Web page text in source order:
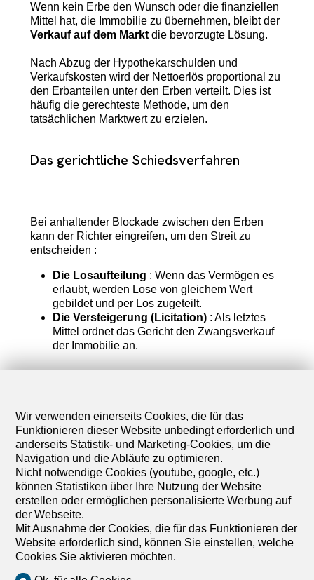
Wenn kein Erbe den Wunsch oder die finanziellen
Mittel hat, die Immobilie zu übernehmen, bleibt der
Verkauf auf dem Marktdie bevorzugte Lösung.
Nach Abzug der Hypothekarschulden und
Verkaufskosten wird der Nettoerlös proportional zu
den Erbanteilen unter den Erben verteilt. Dies ist
häufig die gerechteste Methode, um den
tatsächlichen Marktwert zu erzielen.
Das gerichtliche Schiedsverfahren
Bei anhaltender Blockade zwischen den Erben
kann der Richter eingreifen, um den Streit zu
entscheiden :
Die Losaufteilung : Wenn das Vermögen es
erlaubt, werden Lose von gleichem Wert
gebildet und per Los zugeteilt.
Die Versteigerung (Licitation): Als letztes
Mittel ordnet das Gericht den Zwangsverkauf
der Immobilie an.
Regel einen niedrigeren Preis erzielt als ein freier
Verkauf, ganz abgesehen von den hohen
Gerichtskosten.
FAQ
Kann man den überlebenden Ehegatten
gegenüber den Kindern bevorzugen ?
Ja, mittels eines Erbvertrags oder einer Klausel
über die vollständige Zuweisung des
Gemeinschaftsanteils (bei Ehepaaren unter dem
Wir verwenden einerseits Cookies, die für das
Funktionieren dieser Website unbedingt erforderlich und
anderseits Statistik- und Marketing-Cookies, um die
Navigation und die Abläufe zu optimieren.
Nicht notwendige Cookies (youtube, google, etc.)
können Statistiken über Ihre Nutzung der Website
erstellen oder ermöglichen personalisierte Werbung auf
der Webseite.
Mit Ausnahme der Cookies, die für das Funktionieren der
Website erforderlich sind, können Sie einstellen, welche
Cookies Sie aktivieren möchten.